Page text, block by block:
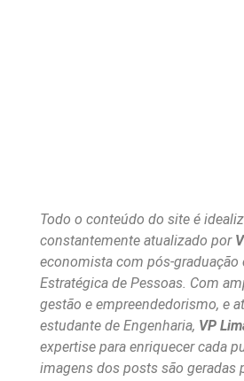
Todo o conteúdo do site é
constantemente atualizado por
economista com pós-graduação
Estratégica de Pessoas. Com
gestão e empreendedorismo, e
estudante de Engenharia, VP
expertise para enriquecer cada
imagens dos posts são geradas